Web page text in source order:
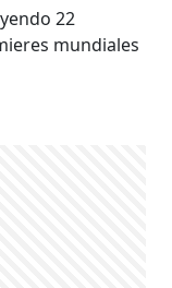
22
mundiales